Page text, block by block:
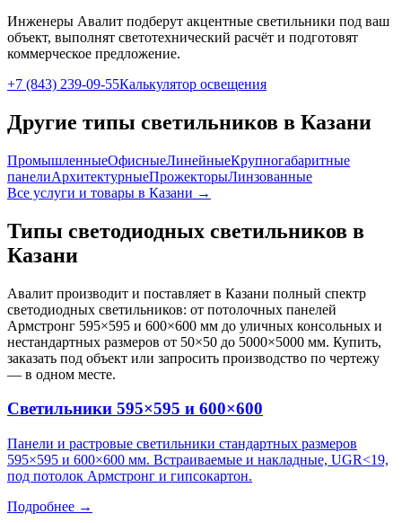
Инженеры Авалит подберут акцентные светильники под ваш
объект, выполнят светотехнический расчёт и подготовят
коммерческое предложение.
+7 (843) 239-09-55Калькулятор освещения
Другие типы светильников в Казани
ПромышленныеОфисныеЛинейныеКрупногабаритные
панелиАрхитектурныеПрожекторыЛинзованные
Все услуги и товары в Казани →
Типы светодиодных светильников в
Казани
Авалит производит и поставляет в Казани полный спектр
светодиодных светильников: от потолочных панелей
Армстронг 595×595 и 600×600 мм до уличных консольных и
нестандартных размеров от 50×50 до 5000×5000 мм. Купить,
заказать под объект или запросить производство по чертежу
— в одном месте.
Светильники 595×595 и 600×600
Панели и растровые светильники стандартных размеров
595×595 и 600×600 мм. Встраиваемые и накладные, UGR<19,
под потолок Армстронг и гипсокартон.
Подробнее →